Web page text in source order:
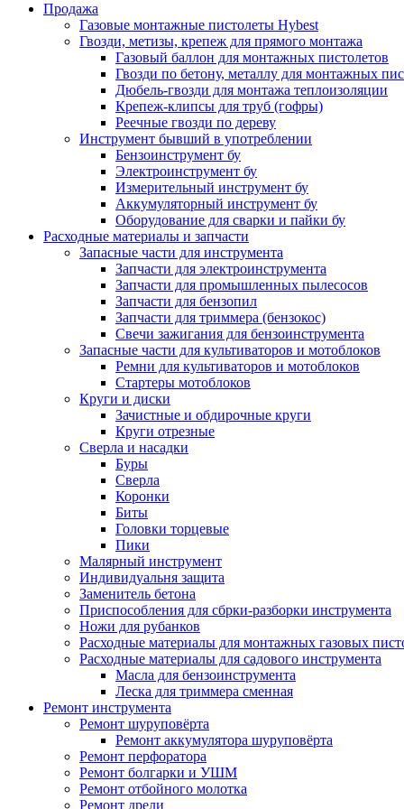
Продажа
Газовые монтажные пистолеты Hybest
Гвозди, метизы, крепеж для прямого монтажа
Газовый баллон для монтажных пистолетов
Гвозди по бетону, металлу для монтажных
Дюбель-гвозди для монтажа теплоизоляции
Крепеж-клипсы для труб (гофры)
Реечные гвозди по дереву
Инструмент бывший в употреблении
Бензоинструмент бу
Электроинструмент бу
Измерительный инструмент бу
Аккумуляторный инструмент бу
Оборудование для сварки и пайки бу
Расходные материалы и запчасти
Запасные части для инструмента
Запчасти для электроинструмента
Запчасти для промышленных пылесосов
Запчасти для бензопил
Запчасти для триммера (бензокос)
Свечи зажигания для бензоинструмента
Запасные части для культиваторов и мотоблоков
Ремни для культиваторов и мотоблоков
Стартеры мотоблоков
Круги и диски
Зачистные и обдирочные круги
Круги отрезные
Сверла и насадки
Буры
Сверла
Коронки
Биты
Головки торцевые
Пики
Малярный инструмент
Индивидуальня защита
Заменитель бетона
Приспособления для сбрки-разборки инструмента
Ножи для рубанков
Расходные материалы для монтажных газовых
Расходные материалы для садового инструмента
Масла для бензоинструмента
Леска для триммера сменная
Ремонт инструмента
Ремонт шуруповёрта
Ремонт аккумулятора шуруповёрта
Ремонт перфоратора
Ремонт болгарки и УШМ
Ремонт отбойного молотка
Ремонт дрели